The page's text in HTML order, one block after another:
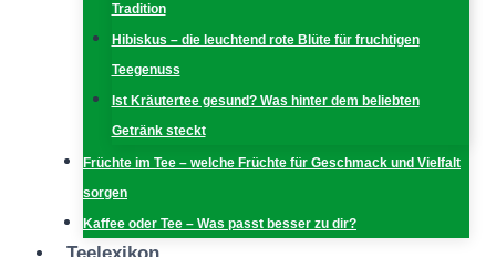
Tradition
Hibiskus – die leuchtend rote Blüte für fruchtigen
Teegenuss
Ist Kräutertee gesund? Was hinter dem beliebten
Getränk steckt
Früchte im Tee – welche Früchte für Geschmack und Vielfalt
sorgen
Kaffee oder Tee – Was passt besser zu dir?